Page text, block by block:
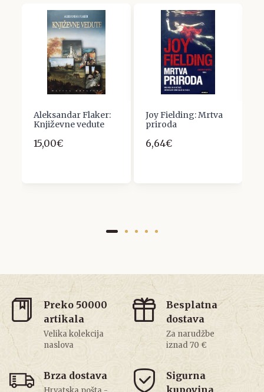
Aleksandar Flaker:
Književne vedute
15,00€
Joy Fielding: Mrtva
priroda
6,64€
Preko 50000
artikala
Velika kolekcija
naslova
Besplatna
dostava
Za narudžbe
iznad 70 €
Brza dostava
Sigurna
kupovina